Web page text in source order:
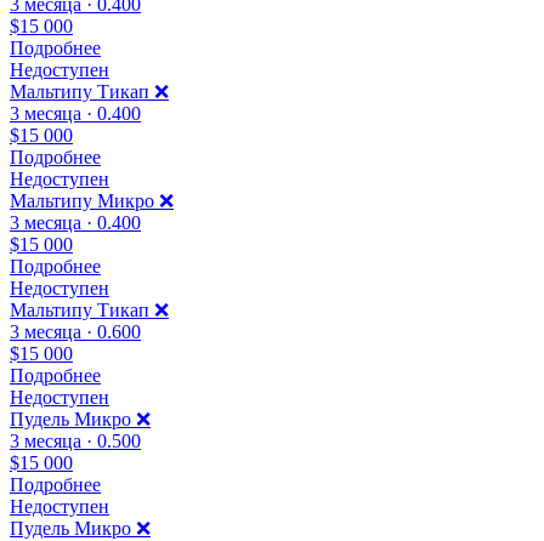
$15 000
Подробнее
Недоступен
Мальтипу Тикап ❌
3 месяца · 0.400
$15 000
Подробнее
Недоступен
Мальтипу Микро ❌
3 месяца · 0.400
$15 000
Подробнее
Недоступен
Мальтипу Тикап ❌️
3 месяца · 0.600
$15 000
Подробнее
Недоступен
Пудель Микро ❌
3 месяца · 0.500
$15 000
Подробнее
Недоступен
Пудель Микро ❌